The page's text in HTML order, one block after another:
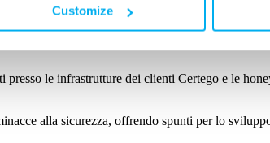
Customize
nel mese di aprile 2025, identificate dal
Intelligence di Certego, che svolge il ruolo
le infrastrutture dei clienti Certego e le
alla sicurezza, offrendo spunti per lo